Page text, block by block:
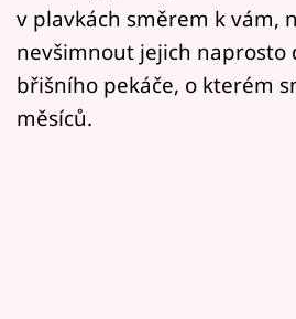
Sledujte nás
v plavkách směrem k vám,
nevšimnout jejich naprosto
břišního pekáče, o kterém
měsíců.